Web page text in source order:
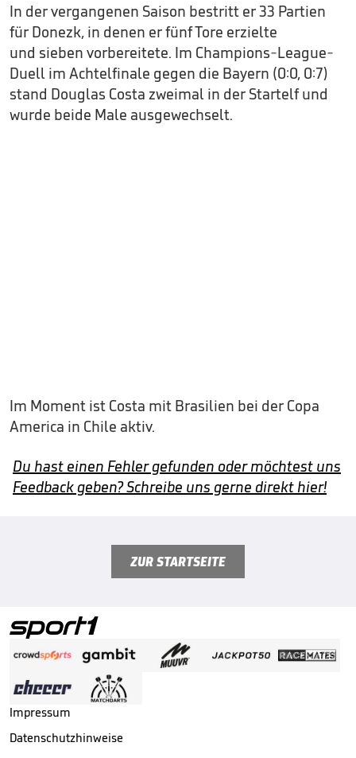
In der vergangenen Saison bestritt er 33 Partien
für Donezk, in denen er fünf Tore erzielte
und sieben vorbereitete. Im Champions-League-
Duell im Achtelfinale gegen die Bayern (0:0, 0:7)
stand Douglas Costa zweimal in der Startelf und
wurde beide Male ausgewechselt.
Im Moment ist Costa mit Brasilien bei der Copa
America in Chile aktiv.
Du hast einen Fehler gefunden oder möchtest uns
Feedback geben? Schreibe uns gerne direkt hier!
ZUR STARTSEITE
Impressum
Datenschutzhinweise